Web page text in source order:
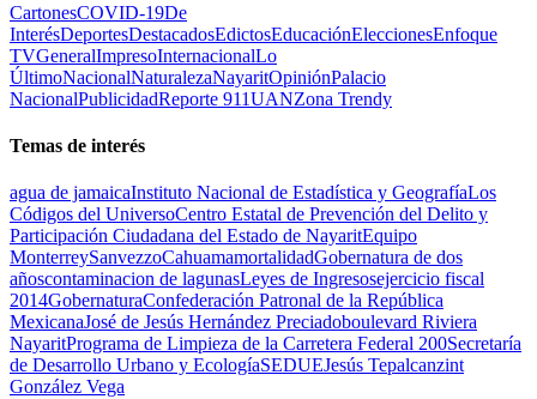
CartonesCOVID-19De
InterésDeportesDestacadosEdictosEducaciónEleccionesEnfoque
TVGeneralImpresoInternacionalLo
ÚltimoNacionalNaturalezaNayaritOpiniónPalacio
NacionalPublicidadReporte 911UANZona Trendy
Temas de interés
agua de jamaicaInstituto Nacional de Estadística y GeografíaLos
Códigos del UniversoCentro Estatal de Prevención del Delito y
Participación Ciudadana del Estado de NayaritEquipo
MonterreySanvezzoCahuamamortalidadGobernatura de dos
añoscontaminacion de lagunasLeyes de Ingresosejercicio fiscal
2014GobernaturaConfederación Patronal de la República
MexicanaJosé de Jesús Hernández Preciadoboulevard Riviera
NayaritPrograma de Limpieza de la Carretera Federal 200Secretaría
de Desarrollo Urbano y EcologíaSEDUEJesús Tepalcanzint
González Vega